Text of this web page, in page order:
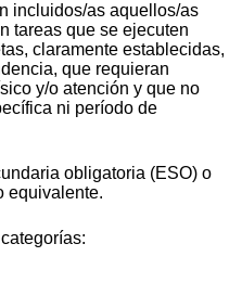
incluidos/as aquellos/as
tareas que se ejecuten
claramente establecidas,
que requieran
y/o atención y que no
ni período de
obligatoria (ESO) o
equivalente.